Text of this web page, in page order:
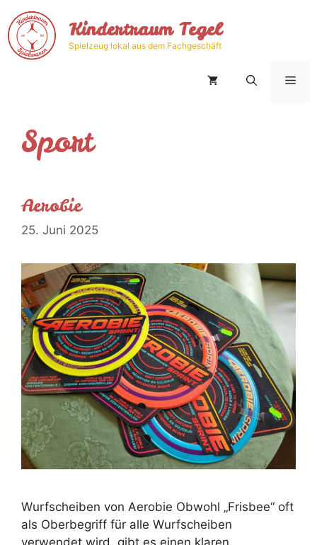
Inhalt
springen
Kindertraum Tegel
Spielzeug lokal aus dem Fachgeschäft
Sport
Aerobie
25. Juni 2025
Wurfscheiben von Aerobie Obwohl „Frisbee“ oft
als Oberbegriff für alle Wurfscheiben